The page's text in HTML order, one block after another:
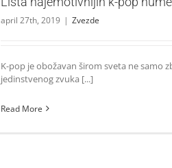
april 27th, 2019 | Zvezde
K-pop je obožavan širom sveta ne samo
jedinstvenog zvuka [...]
Read More